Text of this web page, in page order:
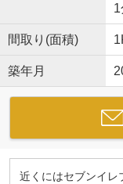
1
間取り(面積)
築年月
近くにはセブンイレ